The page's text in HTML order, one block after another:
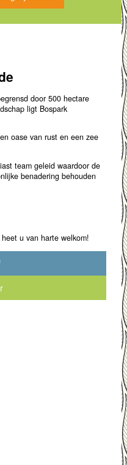
door 500 hectare
ligt Bospark
oase van rust en een zee
team geleid waardoor de
benadering behouden
u van harte welkom!